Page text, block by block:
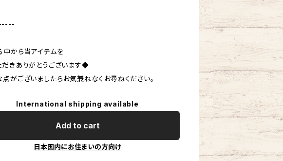
から当アイテムを
だきありがとうございます◆
点がございましたらお気兼ねなくお尋ねください。
International shipping available
Add to cart
日本国内にお住まいの方向け